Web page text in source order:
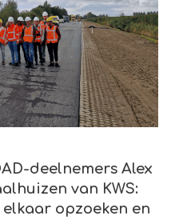
vervangen
uit reststromen
Alex van de Wall
deelnemers Alex
van KWS:
opzoeken en